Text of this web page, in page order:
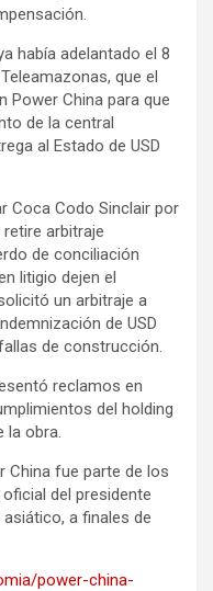
había adelantado el 8
que el
Power China para que
de la central
al Estado de USD
Coca Codo Sinclair por
arbitraje
de conciliación
litigio dejen el
un arbitraje a
de USD
de construcción.
reclamos en
del holding
la obra.
China fue parte de los
del presidente
a finales de
power-china-